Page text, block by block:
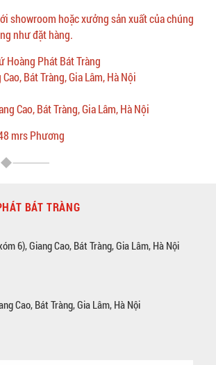
showroom hoặc xưởng sản xuất của chúng
như đặt hàng.
Hoàng Phát Bát Tràng
Bát Tràng, Gia Lâm, Hà Nội
Cao, Bát Tràng, Gia Lâm, Hà Nội
mrs Phương
BÁT TRÀNG
6), Giang Cao, Bát Tràng, Gia Lâm, Hà Nội
Cao, Bát Tràng, Gia Lâm, Hà Nội